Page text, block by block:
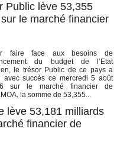
Public lève 53,355
le marché financier
faire face aux besoins de
du budget de l’Etat
le trésor Public de ce pays a
avec succès ce mercredi 5 août
sur le marché financier de
la somme de 53,355...
lève 53,181 milliards
financier de